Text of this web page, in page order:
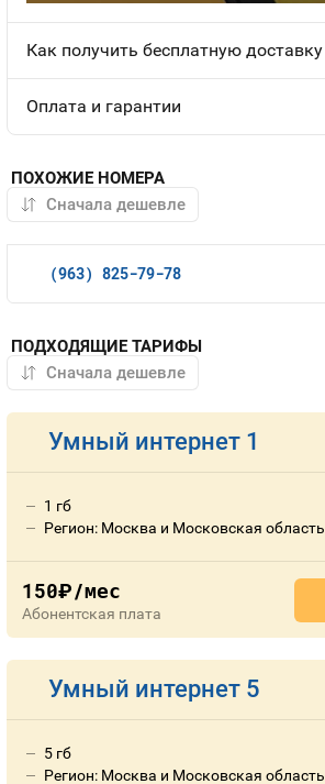
Как получить бесплатную доставку
Оплата и гарантии
ПОХОЖИЕ НОМЕРА
(963) 825-79-78
ПОДХОДЯЩИЕ ТАРИФЫ
Умный интернет 1
1 гб
Регион: Москва и Московская область
150руб./мес
Абонентская плата
Умный интернет 5
5 гб
Регион: Москва и Московская область